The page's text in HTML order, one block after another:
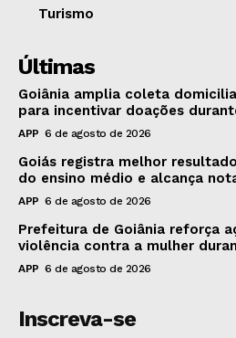
Turismo
Últimas
Goiânia amplia coleta
para incentivar doações
APP 6 de agosto de 2026
Goiás registra melhor
do ensino médio e alcança
APP 6 de agosto de 2026
Prefeitura de Goiânia reforça
violência contra a mulher
APP 6 de agosto de 2026
Inscreva-se